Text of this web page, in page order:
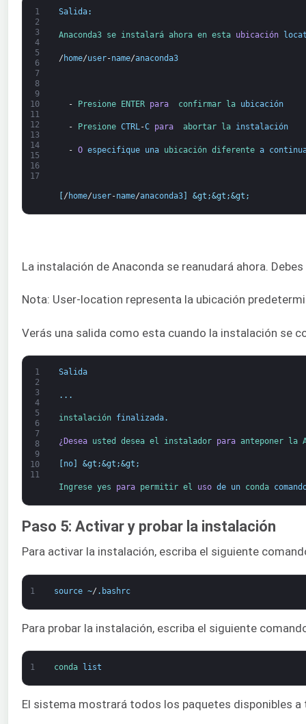
1
2
3
4
5
6
7
8
9
10
11
12
13
14
15
16
17
Salida:
Anaconda3 se instalará ahora en esta ubicación
/ home/user-name/anaconda3
- Presione ENTER para confirmar la ubicación
- Presione CTRL-C para abortar la instalación
- O especifique una ubicación diferente a
/ home/user-name/anaconda3] &gt;&gt;&gt;
La instalación de Anaconda se reanudará ahora.
Nota: User-location representa la ubicación
Verás una salida como esta cuando la instalación se
1
2
3
4
5
6
7
8
9
10
11
Salida
. . .
instalación finalizada.
¿Desea usted desea el instalador para anteponer la
no] &gt;&gt;&gt;
Ingrese yes para permitir el uso de un conda
Paso 5: Activar y probar la instalación
Para activar la instalación, escriba el siguiente
1 source ~/ . bashrc
Para probar la instalación, escriba el siguiente
1 conda list
El sistema mostrará todos los paquetes disponibles a